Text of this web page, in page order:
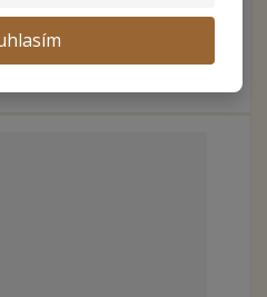
starobronz skvěle podtrhne